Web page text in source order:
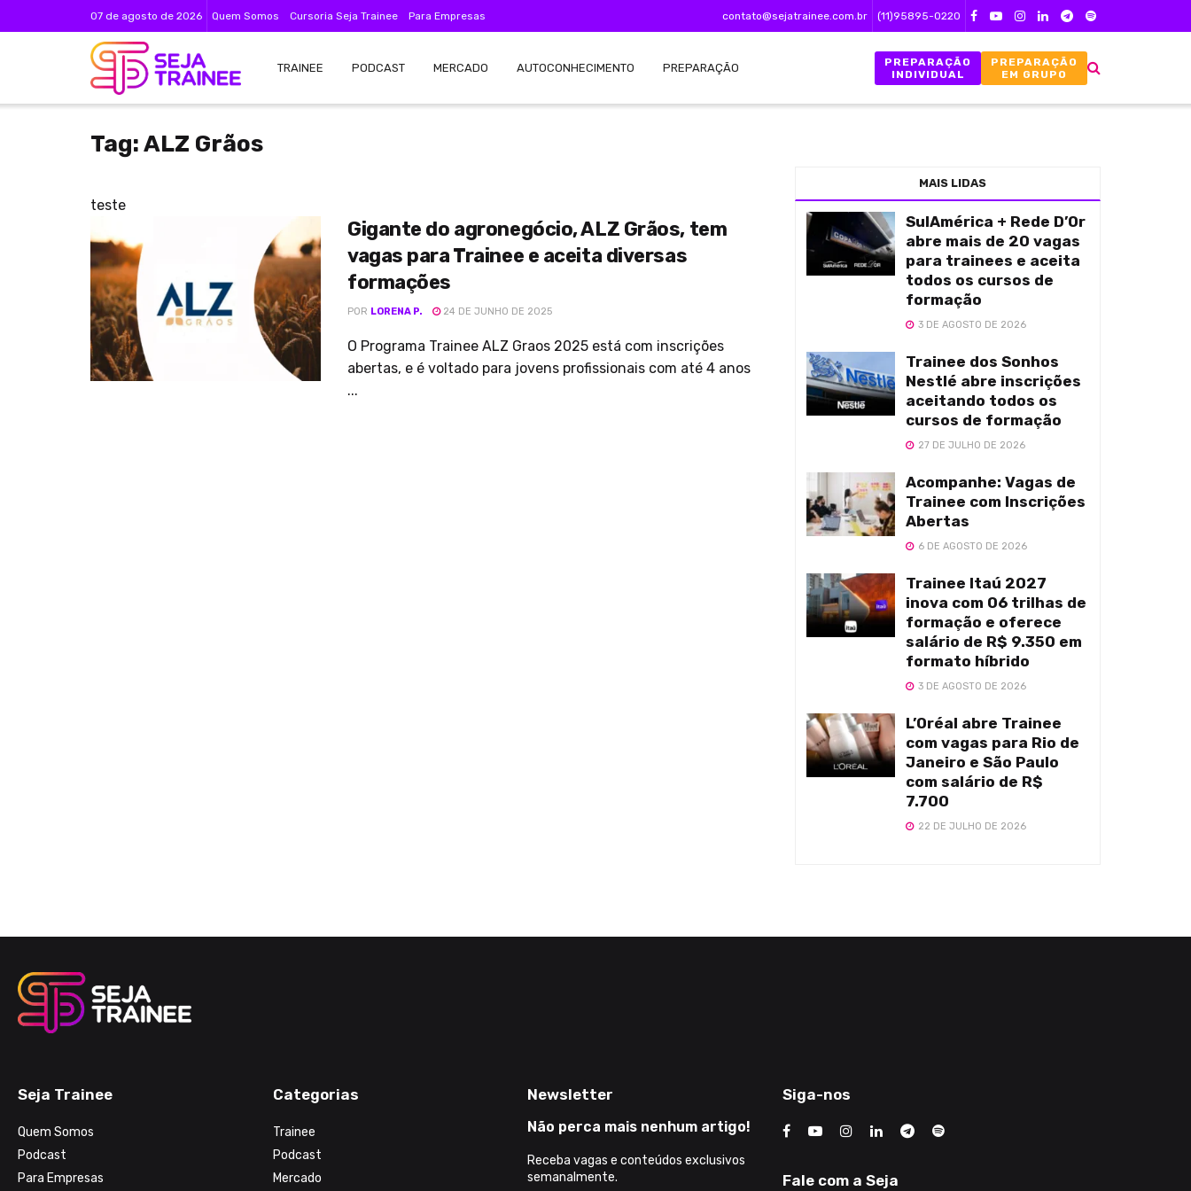
07 de agosto de 2026 Quem Somos Cursoria Seja Trainee Para Empresas contato@sejatrainee.com.br (11)95895-0220
TRAINEE PODCAST MERCADO AUTOCONHECIMENTO PREPARAÇÃO
PREPARAÇÃO
INDIVIDUAL
PREPARAÇÃO
EM GRUPO
Tag:ALZ Grãos
teste
Gigante do agronegócio, ALZ Grãos, tem
vagas para Trainee e aceita diversas
formações
POR LORENA P. 24 DE JUNHO DE 2025
O Programa Trainee ALZ Graos 2025 está com inscrições
abertas, e é voltado para jovens profissionais com até 4 anos
...
MAIS LIDAS
SulAmérica + Rede D’Or
abre mais de 20 vagas
para trainees e aceita
todos os cursos de
formação
3 DE AGOSTO DE 2026
Trainee dos Sonhos
Nestlé abre inscrições
aceitando todos os
cursos de formação
27 DE JULHO DE 2026
Acompanhe: Vagas de
Trainee com Inscrições
Abertas
6 DE AGOSTO DE 2026
Trainee Itaú 2027
inova com 06 trilhas de
formação e oferece
salário de R$ 9.350 em
formato híbrido
3 DE AGOSTO DE 2026
L’Oréal abre Trainee
com vagas para Rio de
Janeiro e São Paulo
com salário de R$
7.700
22 DE JULHO DE 2026
Seja Trainee
Quem Somos
Podcast
Para Empresas
Categorias
Trainee
Podcast
Mercado
Newsletter
Não perca mais nenhum artigo!
Receba vagas e conteúdos exclusivos
semanalmente.
Siga-nos
Fale com a Seja